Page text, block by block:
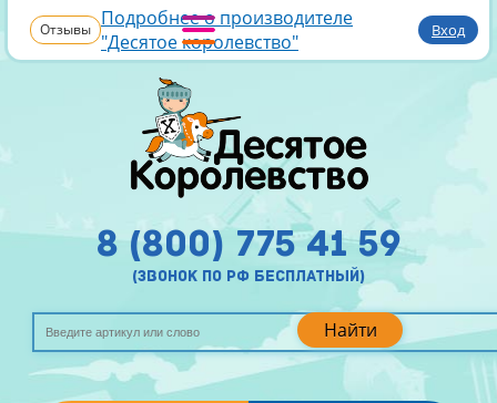
Отзывы Подробнее о производителе
"Десятое королевство"
Вход
Найти
8 (800) 775 41 59
(звонок по рф бесплатный)